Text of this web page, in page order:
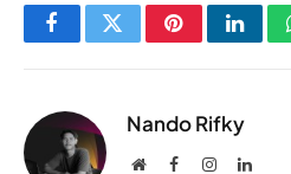
FacebookTwitterPinterest
Nando Rifky
WebsiteFacebookInstagram